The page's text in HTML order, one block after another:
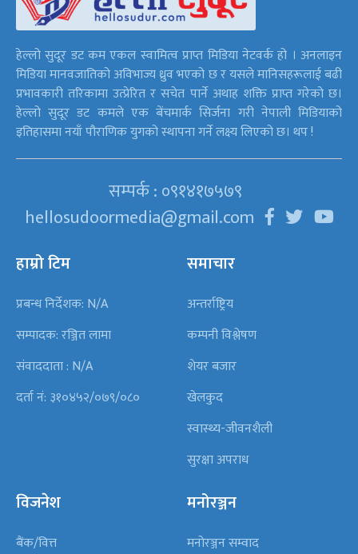
हेल्लो सुदूर डट कम एकल स्वामित्व प्राप्त मिडिया नेटवर्क हो । अनलाइन
मिडिया मानवजातिको अविभाज्य ध्रुव भएको छ र यसले मानिसहरूलाई बढी
प्रभावकारी तरिकामा उत्प्रेरित र सचेत पार्ने अथाह शक्ति प्राप्त गरेको छ।
हेल्लो सुदूर डट कमले एक बेंचमार्क सिर्जना गरी नेपाली मिडियाको
इतिहासमा नयाँ पौराणिक युगको स्थापना गर्ने लक्ष्य लिएको छ। थप !
सम्पर्क : ०९१४१७५७९
hellosudoormedia@gmail.com
हाम्रो टिम
प्रबन्ध निर्देशक: N/A
सम्पादक: रञ्जित लामा
संवाददाता : N/A
दर्ता नं: ३१०४५२/०७९/०८०
समाचार
अन्तर्राष्ट्रिय
कम्पनी विश्लेषण
शेयर बजार
खेलकुद
स्वास्थ्य-जीवनशैली
सुरक्षा अपराध
विजनेश
बैंक/वित्त
मनोरञ्जन
मनोरञ्जन सम्वाद